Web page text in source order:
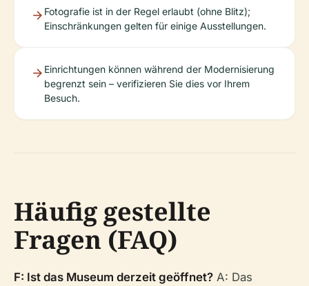
Fotografie ist in der Regel erlaubt (ohne Blitz);
Einschränkungen gelten für einige Ausstellungen.
Einrichtungen können während der Modernisierung
begrenzt sein – verifizieren Sie dies vor Ihrem
Besuch.
Häufig gestellte
Fragen (FAQ)
F: Ist das Museum derzeit geöffnet? A: Das